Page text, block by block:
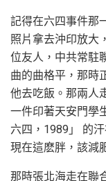
記得在六四事件那
照片拿去沖印放大
位友人，中共常駐
曲的曲格平，那時
他去吃飯。那兩人
一件印著天安門學
六四，1989」 的
現在這麽胖，該減
那時張北海走在聯